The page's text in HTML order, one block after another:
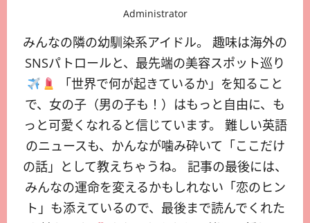
Administrator
みんなの隣の幼馴染系アイドル。 趣味は海外の
SNSパトロールと、最先端の美容スポット巡り
「世界で何が起きているか」を知ること
で、女の子（男の子も！）はもっと自由に、も
っと可愛くなれると信じています。 難しい英語
のニュースも、かんなが噛み砕いて「ここだけ
の話」として教えちゃうね。 記事の最後には、
みんなの運命を変えるかもしれない「恋のヒン
ト」も添えているので、最後まで読んでくれた